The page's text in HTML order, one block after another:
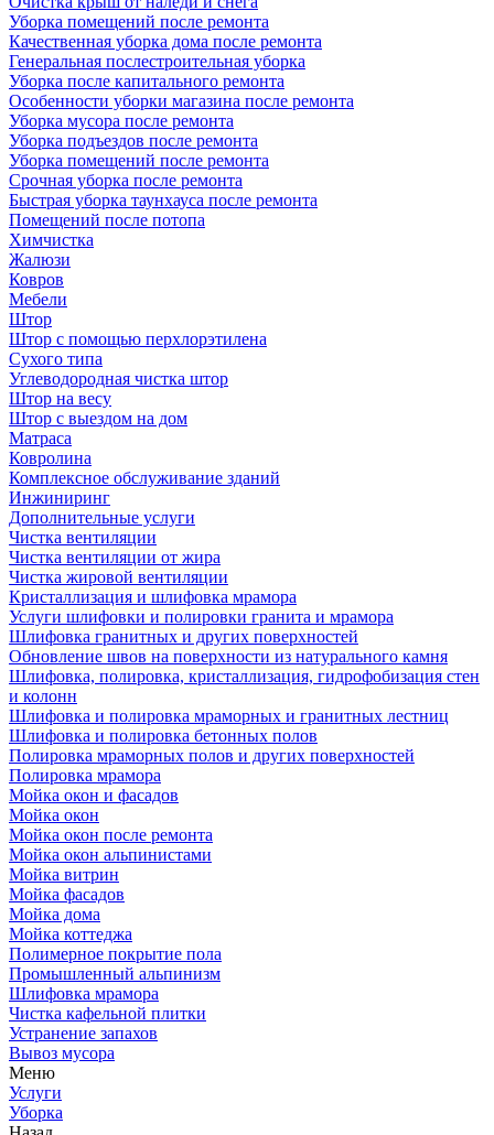
Уборка помещений после ремонта
Качественная уборка дома после ремонта
Генеральная послестроительная уборка
Уборка после капитального ремонта
Особенности уборки магазина после ремонта
Уборка мусора после ремонта
Уборка подъездов после ремонта
Уборка помещений после ремонта
Срочная уборка после ремонта
Быстрая уборка таунхауса после ремонта
Помещений после потопа
Химчистка
Жалюзи
Ковров
Мебели
Штор
Штор с помощью перхлорэтилена
Сухого типа
Углеводородная чистка штор
Штор на весу
Штор с выездом на дом
Матраса
Ковролина
Комплексное обслуживание зданий
Инжиниринг
Дополнительные услуги
Чистка вентиляции
Чистка вентиляции от жира
Чистка жировой вентиляции
Кристаллизация и шлифовка мрамора
Услуги шлифовки и полировки гранита и мрамора
Шлифовка гранитных и других поверхностей
Обновление швов на поверхности из натурального камня
Шлифовка, полировка, кристаллизация, гидрофобизация стен
и колонн
Шлифовка и полировка мраморных и гранитных лестниц
Шлифовка и полировка бетонных полов
Полировка мраморных полов и других поверхностей
Полировка мрамора
Мойка окон и фасадов
Мойка окон
Мойка окон после ремонта
Мойка окон альпинистами
Мойка витрин
Мойка фасадов
Мойка дома
Мойка коттеджа
Полимерное покрытие пола
Промышленный альпинизм
Шлифовка мрамора
Чистка кафельной плитки
Устранение запахов
Вывоз мусора
Меню
Услуги
Уборка